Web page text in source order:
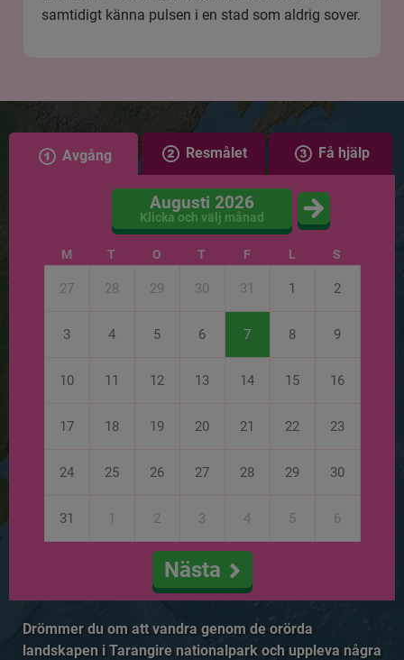
samtidigt känna pulsen i en stad som aldrig sover.
Avgång Resmålet Få hjälp
Augusti 2026
Klicka och välj månad
M T O T F L S
27 28 29 30 31 1 2
3 4 5 6 7 8 9
10 11 12 13 14 15 16
17 18 19 20 21 22 23
24 25 26 27 28 29 30
31 1 2 3 4 5 6
Nästa
Drömmer du om att vandra genom de orörda
landskapen i Tarangire nationalpark och uppleva några